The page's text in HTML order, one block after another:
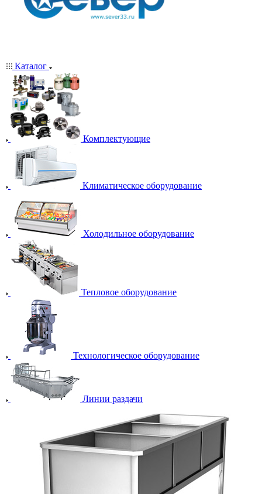
Каталог
Комплектующие
Климатическое оборудование
Холодильное оборудование
Тепловое оборудование
Технологическое оборудование
Линии раздачи